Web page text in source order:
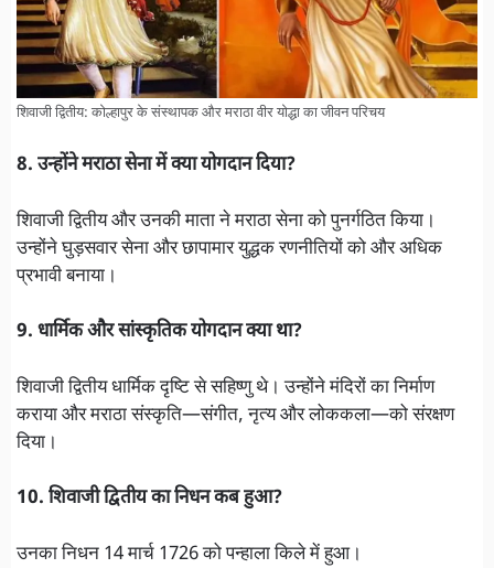
शिवाजी द्वितीय: कोल्हापुर के संस्थापक और मराठा वीर योद्धा का जीवन परिचय
8. उन्होंने मराठा सेना में क्या योगदान दिया?
शिवाजी द्वितीय और उनकी माता ने मराठा सेना को पुनर्गठित किया।
उन्होंने घुड़सवार सेना और छापामार युद्धक रणनीतियों को और अधिक
प्रभावी बनाया।
9. धार्मिक और सांस्कृतिक योगदान क्या था?
शिवाजी द्वितीय धार्मिक दृष्टि से सहिष्णु थे। उन्होंने मंदिरों का निर्माण
कराया और मराठा संस्कृति—संगीत, नृत्य और लोककला—को संरक्षण
दिया।
10. शिवाजी द्वितीय का निधन कब हुआ?
उनका निधन 14 मार्च 1726 को पन्हाला किले में हुआ।